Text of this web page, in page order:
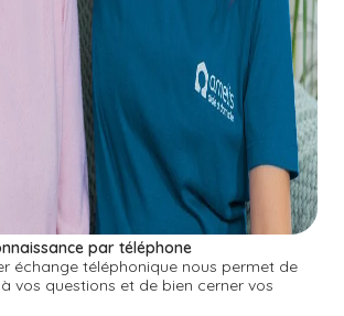
par téléphone
échange téléphonique nous permet de
vos questions et de bien cerner vos